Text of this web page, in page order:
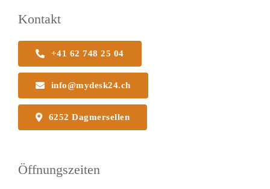
Kontakt
+41 62 748 25 04
info@mydesk24.ch
6252 Dagmersellen
Öffnungszeiten